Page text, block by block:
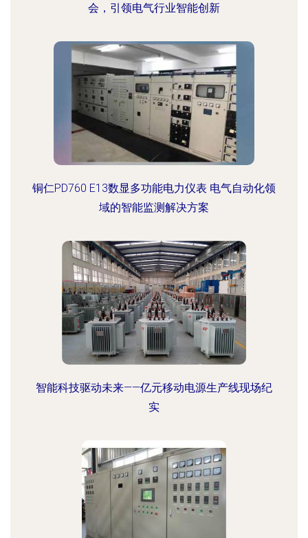
会，引领电气行业智能创新
铜仁PD760 E13数显多功能电力仪表 电气自动化领
域的智能监测解决方案
智能科技驱动未来——亿元移动电源生产线现场纪
实